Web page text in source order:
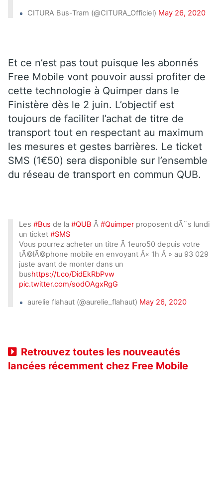
CITURA Bus-Tram (@CITURA_Officiel) May 26, 2020
Et ce n’est pas tout puisque les abonnés
Free Mobile vont pouvoir aussi profiter de
cette technologie à Quimper dans le
Finistère dès le 2 juin. L’objectif est
toujours de faciliter l’achat de titre de
transport tout en respectant au maximum
les mesures et gestes barrières. Le ticket
SMS (1€50) sera disponible sur l’ensemble
du réseau de transport en commun QUB.
Les #Bus de la #QUB Ã #Quimper proposent dÃ¨s lundi
un ticket #SMS
Vous pourrez acheter un titre Ã 1euro50 depuis votre
tÃ©lÃ©phone mobile en envoyant Â« 1h Â » au 93 029
juste avant de monter dans un
bushttps://t.co/DidEkRbPvw
pic.twitter.com/sodOAgxRgG
aurelie flahaut (@aurelie_flahaut) May 26, 2020
Retrouvez toutes les nouveautés
lancées récemment chez Free Mobile